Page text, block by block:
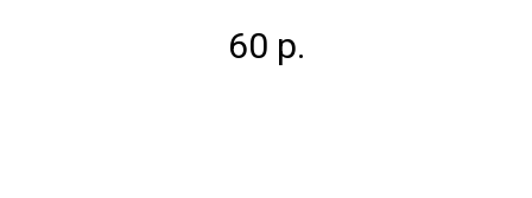
60 р.